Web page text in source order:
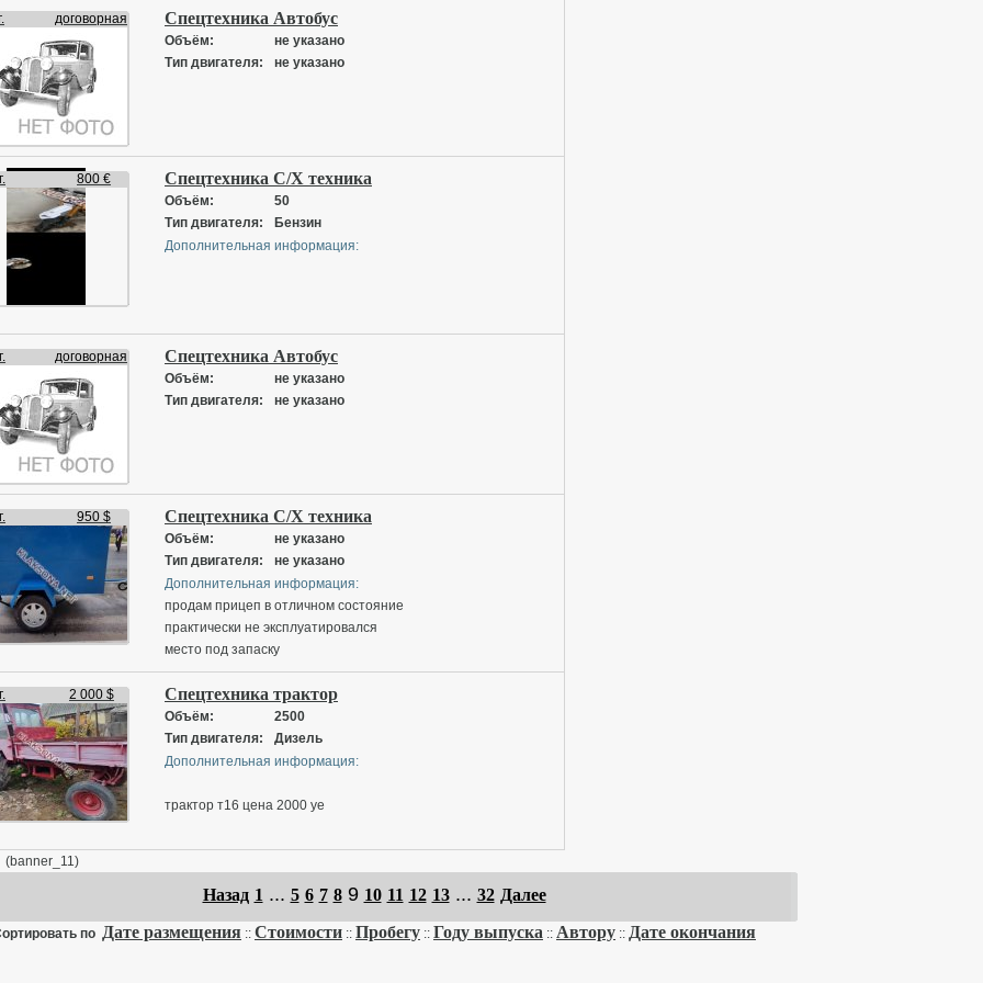
договорная Спецтехника Автобус
Объём:
не указано
Тип двигателя:
не указано
800 € Спецтехника С/Х техника
Объём:
50
Тип двигателя:
Бензин
Дополнительная информация:
договорная Спецтехника Автобус
Объём:
не указано
Тип двигателя:
не указано
950 $ Спецтехника С/Х техника
Объём:
не указано
Тип двигателя:
не указано
Дополнительная информация:
продам прицеп в отличном состояние
практически не эксплуатировался
место под запаску
Рессоры пружины Волга
Ступица мицубиси
усиленный
2 000 $ Спецтехника трактор
Объём:
2500
Тип двигателя:
Дизель
Дополнительная информация:
трактор т16 цена 2000 уе
(banner_11)
Назад 1... 5 6 7 8 9 10 11 12 13... 32 Далее
по Дате размещения :: Стоимости :: Пробегу :: Году выпуска :: Автору :: Дате окончания